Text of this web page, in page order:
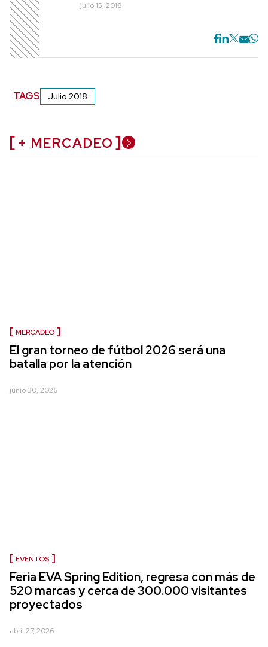
julio 15, 2018
TAGS Julio 2018
+ MERCADEO
MERCADEO
El gran torneo de fútbol 2026 será una
batalla por la atención
junio 30, 2026
EVENTOS
Feria EVA Spring Edition, regresa con más de
520 marcas y cerca de 300.000 visitantes
proyectados
abril 27, 2026